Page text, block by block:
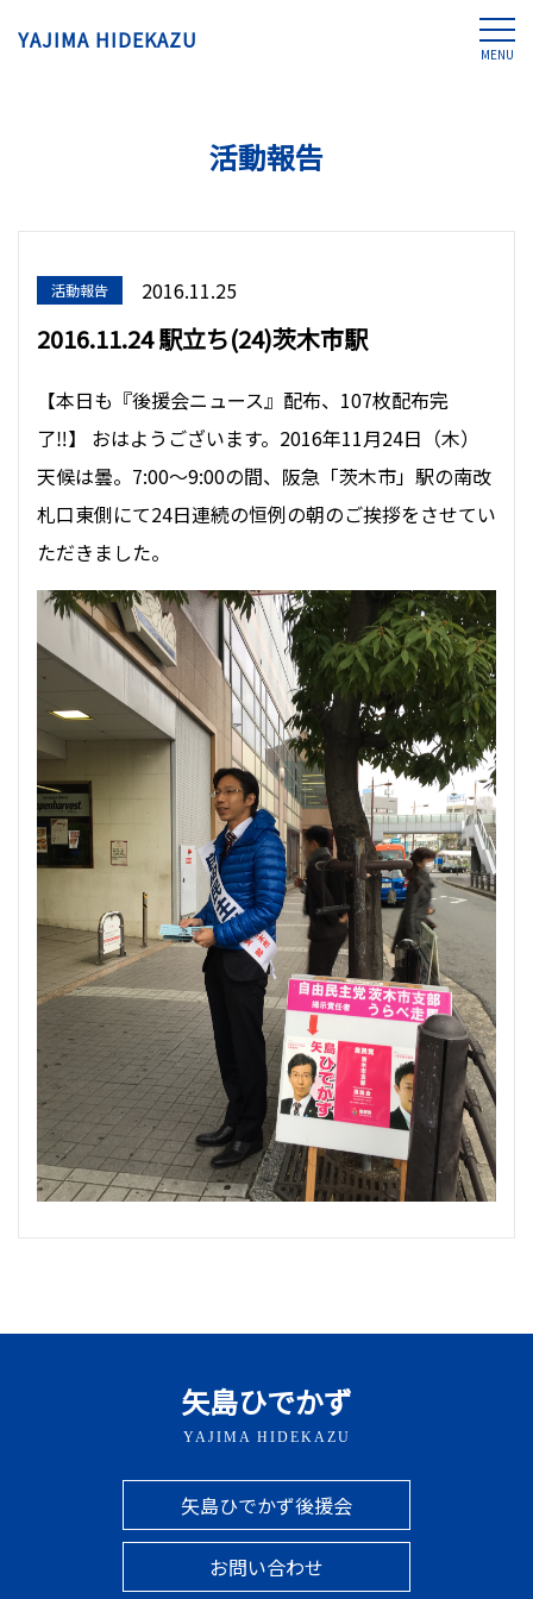
YAJIMA HIDEKAZU
MENU
活動報告
活動報告 2016.11.25
2016.11.24 駅立ち(24)茨木市駅
【本日も『後援会ニュース』配布、107枚配布完
了‼︎】 おはようございます。2016年11月24日（木）
天候は曇。7:00〜9:00の間、阪急「茨木市」駅の南改
札口東側にて24日連続の恒例の朝のご挨拶をさせてい
ただきました。
矢島ひでかず
YAJIMA HIDEKAZU
矢島ひでかず後援会
お問い合わせ